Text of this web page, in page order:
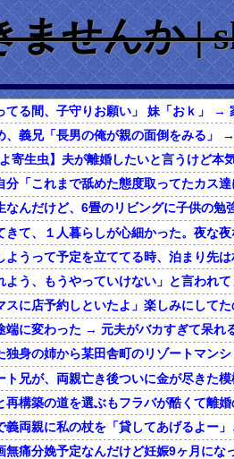
せんか |
端に変わった → 元夫がバカすぎて呆れ
ト兄が、両親亡き後ついに金が尽きた模